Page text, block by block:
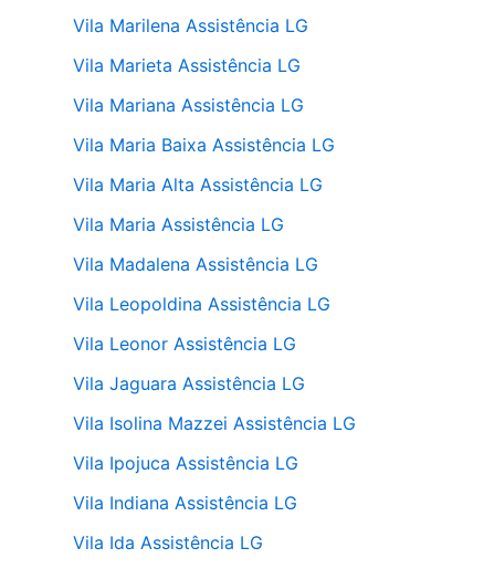
Vila Marilena Assistência LG
Vila Marieta Assistência LG
Vila Mariana Assistência LG
Vila Maria Baixa Assistência LG
Vila Maria Alta Assistência LG
Vila Maria Assistência LG
Vila Madalena Assistência LG
Vila Leopoldina Assistência LG
Vila Leonor Assistência LG
Vila Jaguara Assistência LG
Vila Isolina Mazzei Assistência LG
Vila Ipojuca Assistência LG
Vila Indiana Assistência LG
Vila Ida Assistência LG